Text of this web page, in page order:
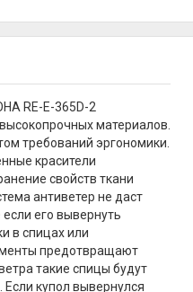
RE-E-365D-2
материалов.
требований эргономики.
красители
свойств ткани
антиветер не даст
его вывернуть
в спицах или
предотвращают
такие спицы будут
Если купол вывернулся